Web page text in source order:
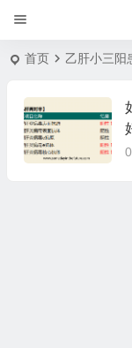
首页 乙肝小三阳